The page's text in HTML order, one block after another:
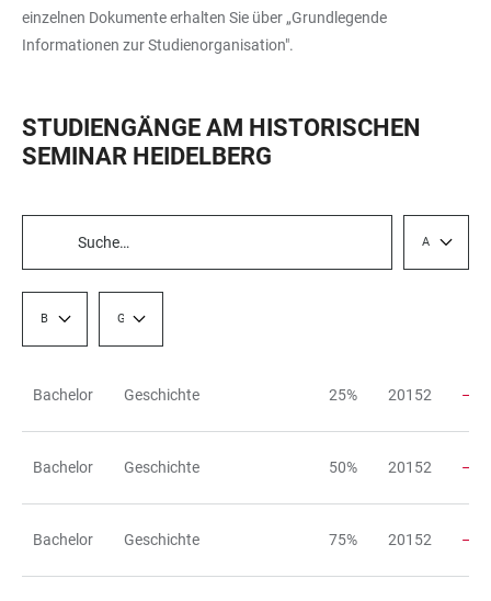
einzelnen Dokumente erhalten Sie über „Grundlegende
Informationen zur Studienorganisation".
STUDIENGÄNGE AM HISTORISCHEN
SEMINAR HEIDELBERG
TABELLENFILTER
Bezeichnung Gewichtung
Bachelor Geschichte 25% 20152
Bachelor Geschichte 50% 20152
Bachelor Geschichte 75% 20152